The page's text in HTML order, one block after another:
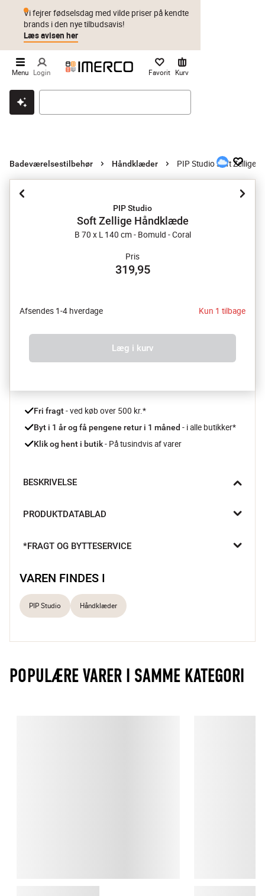
Klik & hent Byt i 1 år Prismatch
Vi fejrer fødselsdag med vilde priser på kendte
brands i den nye tilbudsavis!
Læs avisen her
Menu Login Favorit Kurv
Badeværelsestilbehør Håndklæder PIP Studio Soft Zellige
PIP Studio
Soft Zellige Håndklæde
B 70 x L 140 cm - Bomuld - Coral
Pris
319,95
Afsendes 1-4 hverdage Kun 1 tilbage
Læg i kurv
Fri fragt - ved køb over 500 kr.*
Byt i 1 år og få pengene retur i 1 måned - i alle butikker*
Klik og hent i butik - På tusindvis af varer
BESKRIVELSE
Håndklædet er dejlig blødt, det er fremstillet i det lækreste
PRODUKTDATABLAD
*FRAGT OG BYTTESERVICE
VAREN FINDES I
PIP Studio Håndklæder
POPULÆRE VARER I SAMME KATEGORI